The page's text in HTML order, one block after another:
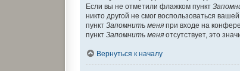
Если вы не отметили флажком пункт
никто другой не смог воспользоваться
пунктЗапомнить меня при входе на
пунктЗапомнить меня отсутствует, это
Вернуться к началу